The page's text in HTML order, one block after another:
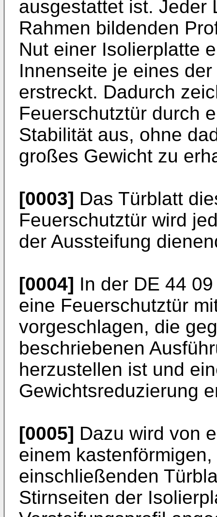
ausgestattet ist. Jeder
Rahmen bildenden
Nut einer Isolierplatte
Innenseite je eines
erstreckt. Dadurch
Feuerschutztür durch
Stabilität aus, ohne
großes Gewicht zu
[0003] Das Türblatt
Feuerschutztür wird
der Aussteifung
[0004] In der DE 44
eine Feuerschutztür
vorgeschlagen, die
beschriebenen
herzustellen ist und
Gewichtsreduzierung
[0005] Dazu wird von
einem
einschließenden
Stirnseiten der